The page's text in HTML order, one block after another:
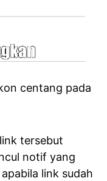
centang pada
tersebut
notif yang
link sudah